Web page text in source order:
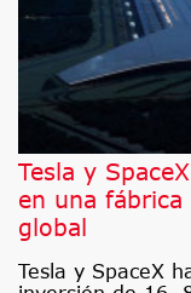
Tesla y
en una fábrica
global
Tesla y SpaceX